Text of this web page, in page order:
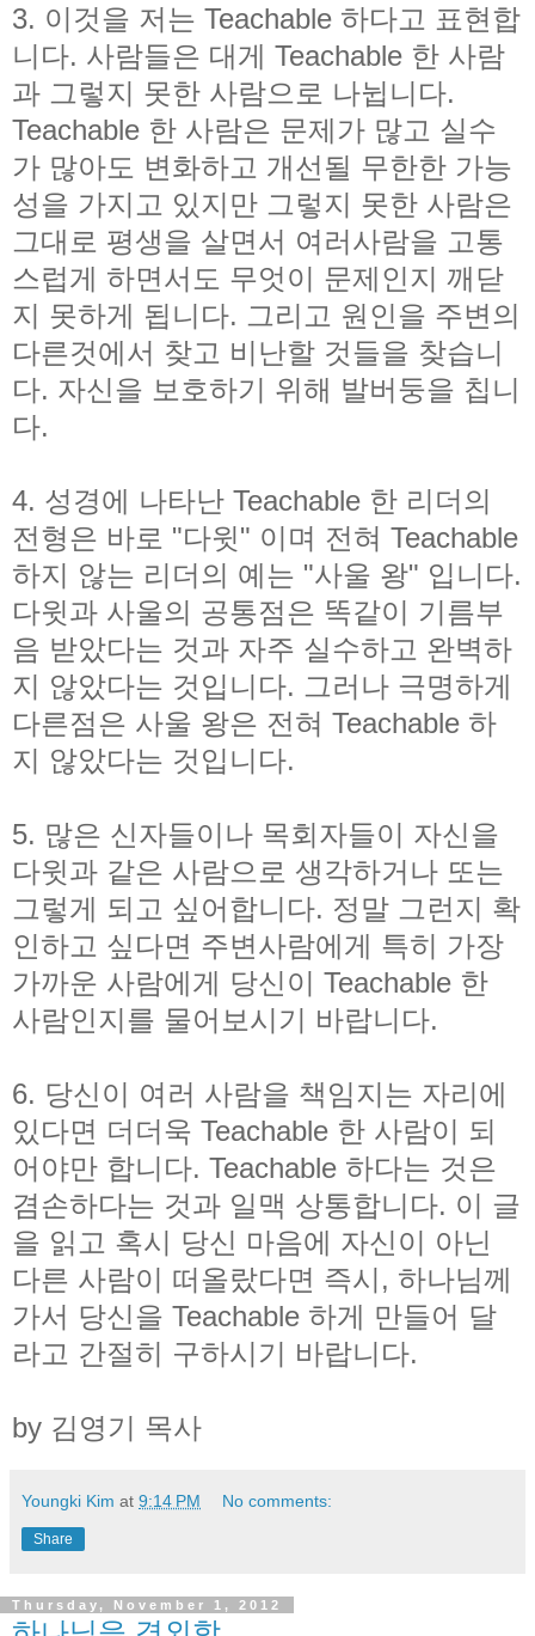
3. 이것을 저는 Teachable 하다고 표현합
니다. 사람들은 대게 Teachable 한 사람
과 그렇지 못한 사람으로 나뉩니다.
Teachable 한 사람은 문제가 많고 실수
가 많아도 변화하고 개선될 무한한 가능
성을 가지고 있지만 그렇지 못한 사람은
그대로 평생을 살면서 여러사람을 고통
스럽게 하면서도 무엇이 문제인지 깨닫
지 못하게 됩니다. 그리고 원인을 주변의
다른것에서 찾고 비난할 것들을 찾습니
다. 자신을 보호하기 위해 발버둥을 칩니
다.
4. 성경에 나타난 Teachable 한 리더의
전형은 바로 "다윗" 이며 전혀 Teachable
하지 않는 리더의 예는 "사울 왕" 입니다.
다윗과 사울의 공통점은 똑같이 기름부
음 받았다는 것과 자주 실수하고 완벽하
지 않았다는 것입니다. 그러나 극명하게
다른점은 사울 왕은 전혀 Teachable 하
지 않았다는 것입니다.
5. 많은 신자들이나 목회자들이 자신을
다윗과 같은 사람으로 생각하거나 또는
그렇게 되고 싶어합니다. 정말 그런지 확
인하고 싶다면 주변사람에게 특히 가장
가까운 사람에게 당신이 Teachable 한
사람인지를 물어보시기 바랍니다.
6. 당신이 여러 사람을 책임지는 자리에
있다면 더더욱 Teachable 한 사람이 되
어야만 합니다. Teachable 하다는 것은
겸손하다는 것과 일맥 상통합니다. 이 글
을 읽고 혹시 당신 마음에 자신이 아닌
다른 사람이 떠올랐다면 즉시, 하나님께
가서 당신을 Teachable 하게 만들어 달
라고 간절히 구하시기 바랍니다.
by 김영기 목사
Youngki Kim at 9:14 PM No comments:
Share
Thursday, November 1, 2012